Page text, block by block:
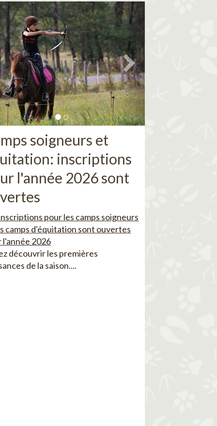
soigneurs et
inscriptions
l'année 2026 sont
pour les camps soigneurs
camps d'équitation sont ouvertes
l'année 2026
découvrir les premières
de la saison....